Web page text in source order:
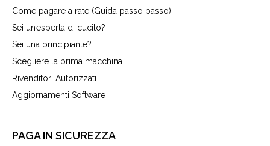
Come pagare a rate (Guida passo passo)
Sei un’esperta di cucito?
Sei una principiante?
Scegliere la prima macchina
Rivenditori Autorizzati
Aggiornamenti Software
PAGA IN SICUREZZA